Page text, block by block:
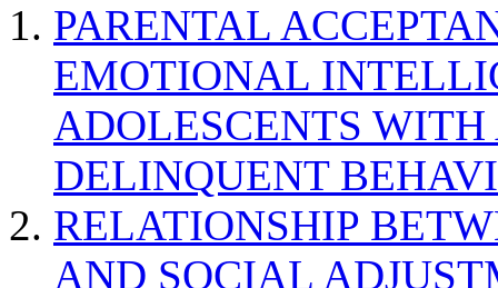
PARENTAL
EMOTIONAL
ADOLESCENTS
DELINQUENT
RELATIONSHIP
AND SOCIAL